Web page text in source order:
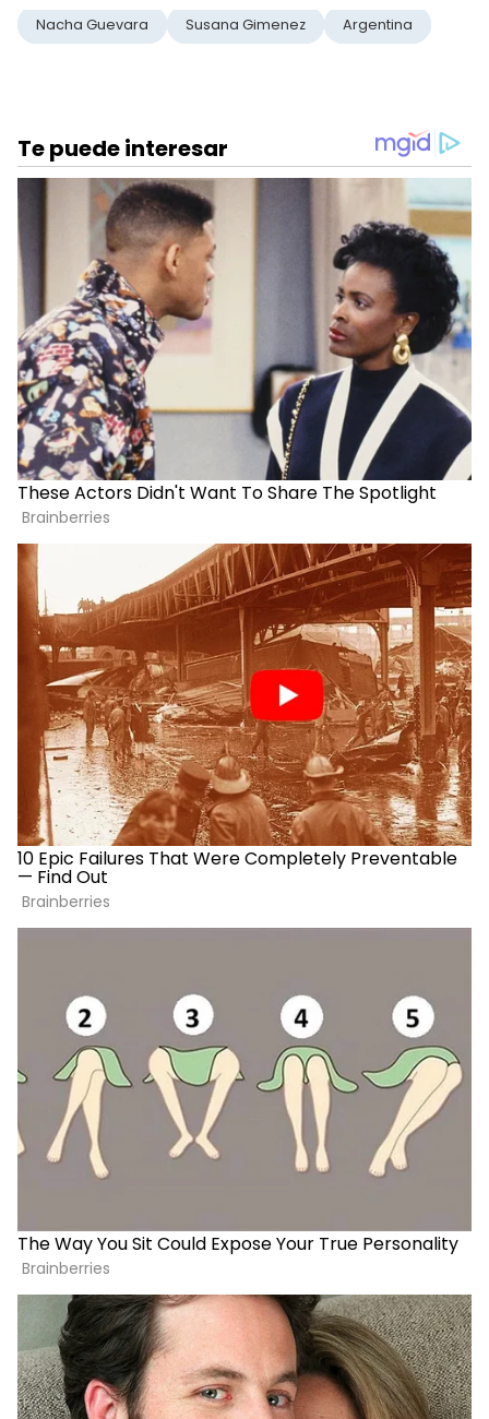
Nacha Guevara Susana Gimenez Argentina